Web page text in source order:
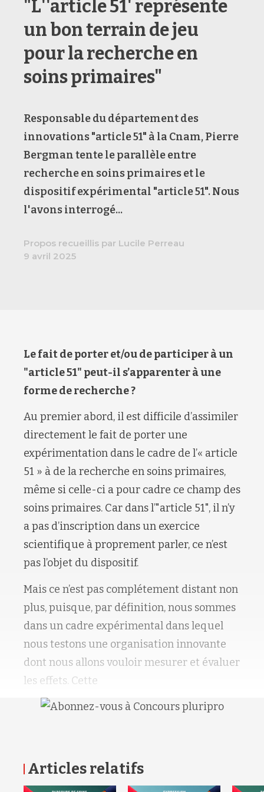
"L''article 51' représente
un bon terrain de jeu
pour la recherche en
soins primaires"
Responsable du département des
innovations "article 51" à la Cnam, Pierre
Bergman tente le parallèle entre
recherche en soins primaires et le
dispositif expérimental "article 51". Nous
l'avons interrogé...
Propos recueillis par Lucile Perreau
9 avril 2025
Le fait de porter et/ou de participer à un
"article 51" peut-il s’apparenter à une
forme de recherche ?
Au premier abord, il est difficile d’assimiler
directement le fait de porter une
expérimentation dans le cadre de l’« article
51 » à de la recherche en soins primaires,
même si celle-ci a pour cadre ce champ des
soins primaires. Car dans l’"article 51", il n’y
a pas d’inscription dans un exercice
scientifique à proprement parler, ce n’est
pas l’objet du dispositif.
Mais ce n’est pas complétement distant non
plus, puisque, par définition, nous sommes
dans un cadre expérimental dans lequel
nous testons une organisation innovante
dont nous allons vouloir mesurer et évaluer
les effets. Cette
Articles relatifs